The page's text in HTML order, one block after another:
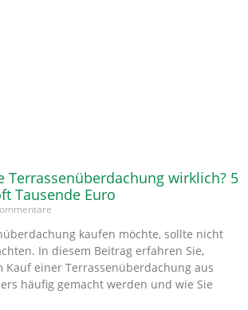
Terrassenüberdachung wirklich? 5
Tausende Euro
kaufen möchte, sollte nicht
In diesem Beitrag erfahren Sie,
Kauf einer Terrassenüberdachung aus
häufig gemacht werden und wie Sie